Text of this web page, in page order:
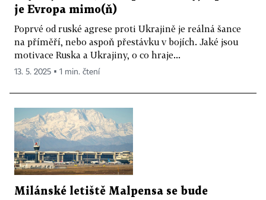
je Evropa mimo(ň)
Poprvé od ruské agrese proti Ukrajině je reálná šance
na příměří, nebo aspoň přestávku v bojích. Jaké jsou
motivace Ruska a Ukrajiny, o co hraje...
13. 5. 2025 ▪ 1 min. čtení
Milánské letiště Malpensa se bude